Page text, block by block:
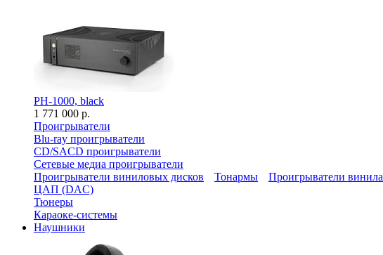
PH-1000, black
1 771 000 р.
Проигрыватели
Blu-ray проигрыватели
CD/SACD проигрыватели
Сетевые медиа проигрыватели
Проигрыватели виниловых дисков
Тонармы Проигрыватели винила
ЦАП (DAC)
Тюнеры
Караоке-системы
Наушники